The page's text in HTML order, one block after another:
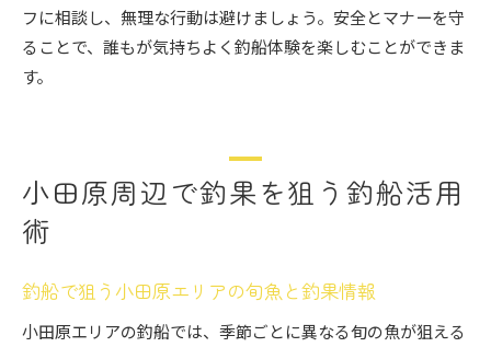
フに相談し、無理な行動は避けましょう。安全とマナーを守
ることで、誰もが気持ちよく釣船体験を楽しむことができま
す。
小田原周辺で釣果を狙う釣船活用
術
釣船で狙う小田原エリアの旬魚と釣果情報
小田原エリアの釣船では、季節ごとに異なる旬の魚が狙える